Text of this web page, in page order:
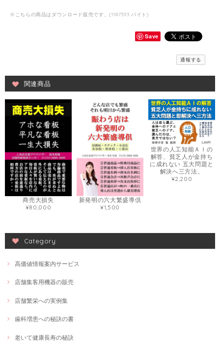
※こちらの商品はダウンロード販売です。(1187393 バイト)
Save
通報する
関連商品
商売大損失
¥80,000
新発明の六大繁盛導倶
¥1,500
世界の人工知能ＡＩの
解答、貧乏人が金持ち
に成れない 五大問題と
解決へ三方法。
¥2,200
Category
高価値情報案内サービス
店舗集客用機器の販売
店舗繁栄への実例集
歯科増患への秘訣の書
老いて健康長寿の秘訣